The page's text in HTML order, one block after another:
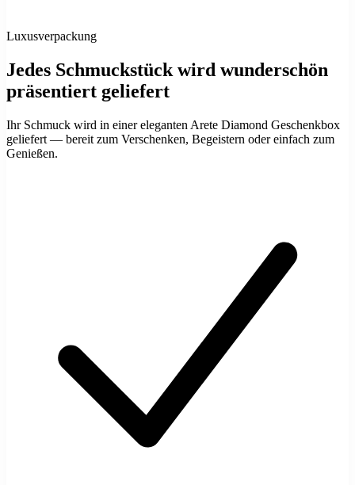
Luxusverpackung
Jedes Schmuckstück wird wunderschön
präsentiert geliefert
Ihr Schmuck wird in einer eleganten Arete Diamond Geschenkbox
geliefert — bereit zum Verschenken, Begeistern oder einfach zum
Genießen.